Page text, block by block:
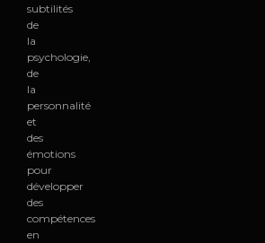
subtilités
de
la
psychologie,
de
la
personnalité
et
des
émotions
pour
développer
des
compétences
en